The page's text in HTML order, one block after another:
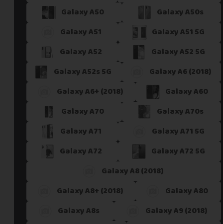
Galaxy A50
Galaxy A50s
Galaxy A51
Galaxy A51 5G
Galaxy A52
Galaxy A52 5G
Galaxy A52s 5G
Galaxy A6 (2018)
Galaxy A6+ (2018)
Galaxy A60
Galaxy A70
Galaxy A70s
Galaxy A71
Galaxy A71 5G
Galaxy A72
Galaxy A72 5G
Galaxy A8 (2018)
Galaxy A8+ (2018)
Galaxy A80
Galaxy A8s
Galaxy A9 (2018)